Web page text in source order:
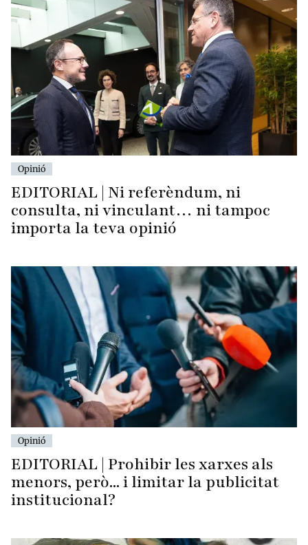
Opinió
EDITORIAL | Ni referèndum, ni
consulta, ni vinculant… ni tampoc
importa la teva opinió
Opinió
EDITORIAL | Prohibir les xarxes als
menors, però... i limitar la publicitat
institucional?